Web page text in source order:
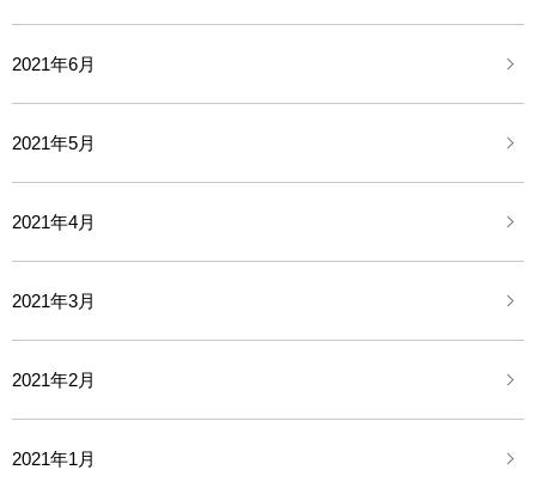
2021年6月
2021年5月
2021年4月
2021年3月
2021年2月
2021年1月